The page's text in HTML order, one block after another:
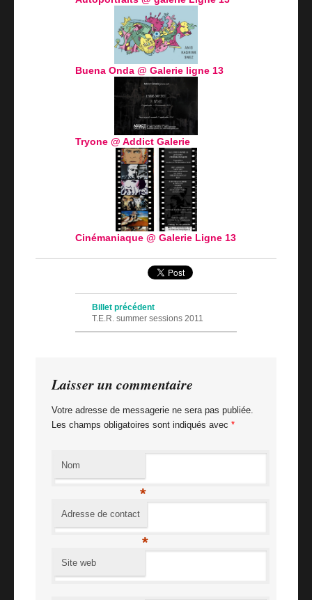
Buena Onda @ Galerie ligne 13
Tryone @ Addict Galerie
Cinémaniaque @ Galerie Ligne 13
Billet précédent
T.E.R. summer sessions 2011
Laisser un commentaire
Votre adresse de messagerie ne sera pas publiée.
Les champs obligatoires sont indiqués avec *
Nom
*
Adresse de contact
*
Site web